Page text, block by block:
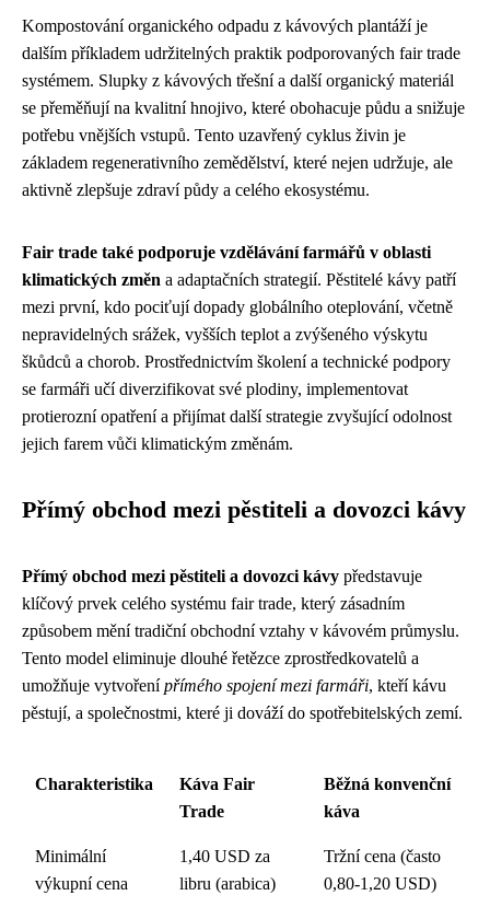
Kompostování organického odpadu z kávových plantáží je
dalším příkladem udržitelných praktik podporovaných fair trade
systémem. Slupky z kávových třešní a další organický materiál
se přeměňují na kvalitní hnojivo, které obohacuje půdu a snižuje
potřebu vnějších vstupů. Tento uzavřený cyklus živin je
základem regenerativního zemědělství, které nejen udržuje, ale
aktivně zlepšuje zdraví půdy a celého ekosystému.
Fair trade také podporuje vzdělávání farmářů v oblasti
klimatických změn a adaptačních strategií. Pěstitelé kávy patří
mezi první, kdo pociťují dopady globálního oteplování, včetně
nepravidelných srážek, vyšších teplot a zvýšeného výskytu
škůdců a chorob. Prostřednictvím školení a technické podpory
se farmáři učí diverzifikovat své plodiny, implementovat
protierozní opatření a přijímat další strategie zvyšující odolnost
jejich farem vůči klimatickým změnám.
Přímý obchod mezi pěstiteli a dovozci kávy
Přímý obchod mezi pěstiteli a dovozci kávy představuje
klíčový prvek celého systému fair trade, který zásadním
způsobem mění tradiční obchodní vztahy v kávovém průmyslu.
Tento model eliminuje dlouhé řetězce zprostředkovatelů a
umožňuje vytvořenípřímého spojení mezi farmáři, kteří kávu
pěstují, a společnostmi, které ji dováží do spotřebitelských zemí.
Charakteristika
Káva Fair
Trade
Běžná konvenční
káva
Minimální
výkupní cena
1,40 USD za
libru (arabica)
Tržní cena (často
0,80-1,20 USD)